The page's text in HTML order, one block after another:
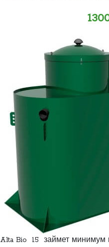
Alta Bio 15 займет минимум